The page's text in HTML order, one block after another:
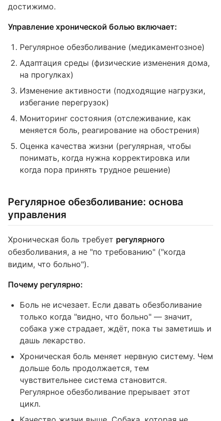
достижимо.
Управление хронической болью включает:
Регулярное обезболивание (медикаментозное)
Адаптация среды (физические изменения дома,
на прогулках)
Изменение активности (подходящие нагрузки,
избегание перегрузок)
Мониторинг состояния (отслеживание, как
меняется боль, реагирование на обострения)
Оценка качества жизни (регулярная, чтобы
понимать, когда нужна корректировка или
когда пора принять трудное решение)
Регулярное обезболивание: основа
управления
Хроническая боль требует регулярного
обезболивания, а не "по требованию" ("когда
видим, что больно").
Почему регулярно:
Боль не исчезает. Если давать обезболивание
только когда "видно, что больно" — значит,
собака уже страдает, ждёт, пока ты заметишь и
дашь лекарство.
Хроническая боль меняет нервную систему. Чем
дольше боль продолжается, тем
чувствительнее система становится.
Регулярное обезболивание прерывает этот
цикл.